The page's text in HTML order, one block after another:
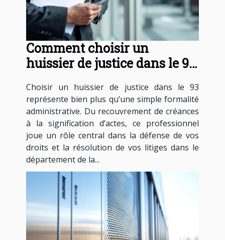
Comment choisir un
huissier de justice dans le 93
Choisir un huissier de justice dans le 93
représente bien plus qu’une simple formalité
administrative. Du recouvrement de créances
à la signification d’actes, ce professionnel
joue un rôle central dans la défense de vos
droits et la résolution de vos litiges dans le
département de la...